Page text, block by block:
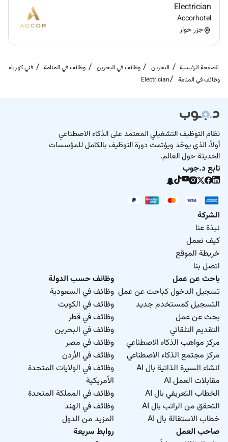
Personal Attributes:
On-Call requirements.
Ability to work effectively within a team
Good physical stamina and
the ability to perform manual tasks including
light plumbing and asset shifting.
Electrician
Accorhotel
جزر حوار
الصفحة الرئيسية البحرين وظائف في البحرين وظائف في المنامة
فني كهرباء
وظائف في المنامة
Electrician
نظام التوظيف التشغيلي المعتمد على الذكاء الاصطناعي
أولاً، الذي يوحّد ويؤتمت دورة التوظيف بالكامل للمؤسسات
الحديثة حول العالم.
تابع د.جوب
الشركة
نبذة عنا
كيف نعمل
خريطة الموقع
اتصل بنا
باحث عن عمل
تسجيل الدخول كباحث عن عمل
التسجيل كمستخدم جديد
بحث عن عمل
التقديم التلقائي
مركز مواهب الذكاء الاصطناعي
مركز مجتمع الذكاء الاصطناعي
انشاء السيرة الذاتية بال AI
مقابلات العمل AI
الخطاب التعريفي بال AI
التحقق من الراتب بال AI
خطاب الاستقالة بال AI
وظائف حسب الدولة
وظائف في السعودية
وظائف في الكويت
وظائف في قطر
وظائف في البحرين
وظائف في مصر
وظائف في الأردن
وظائف في الولايات المتحدة
الأمريكية
وظائف في المملكة المتحدة
وظائف في الهند
المزيد من الدول
صاحب العمل
روابط سريعة